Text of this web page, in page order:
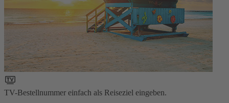
TV-Bestellnummer einfach als Reiseziel eingeben.